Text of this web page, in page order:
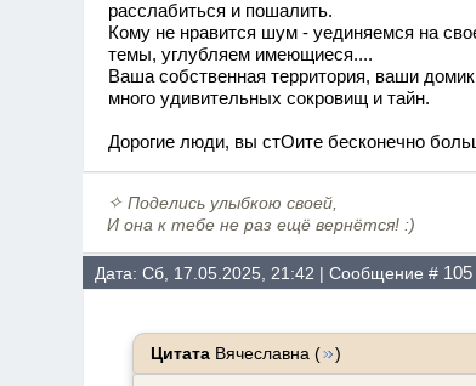
расслабиться и пошалить.
Кому не нравится шум - уединяемся на
темы, углубляем имеющиеся....
Ваша собственная территория, ваши
много удивительных сокровищ и тайн.
Дорогие люди, вы стОите бесконечно
✧Поделись улыбкою своей,
И она к тебе не раз ещё вернётся! :)
Дата: Сб, 17.05.2025, 21:42 | Сообщение # 105
Цитата Вячеславна ( )